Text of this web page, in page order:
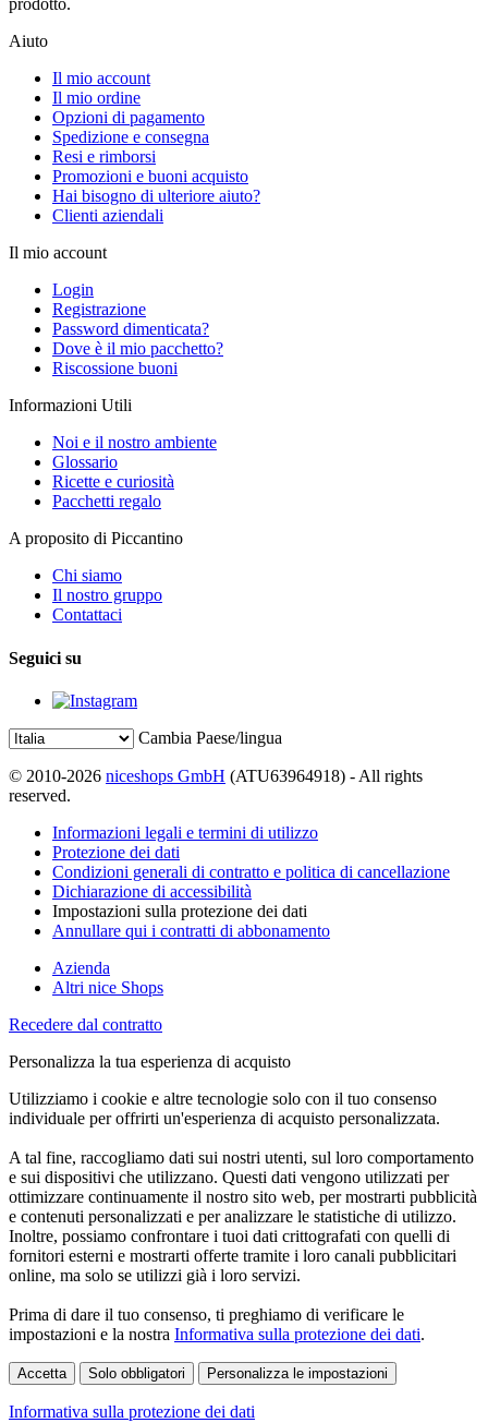
prodotto.
Aiuto
Il mio account
Il mio ordine
Opzioni di pagamento
Spedizione e consegna
Resi e rimborsi
Promozioni e buoni acquisto
Hai bisogno di ulteriore aiuto?
Clienti aziendali
Il mio account
Login
Registrazione
Password dimenticata?
Dove è il mio pacchetto?
Riscossione buoni
Informazioni Utili
Noi e il nostro ambiente
Glossario
Ricette e curiosità
Pacchetti regalo
A proposito di Piccantino
Chi siamo
Il nostro gruppo
Contattaci
Seguici su
Cambia Paese/lingua
© 2010-2026 niceshops GmbH (ATU63964918) - All rights
reserved.
Informazioni legali e termini di utilizzo
Protezione dei dati
Condizioni generali di contratto e politica di cancellazione
Dichiarazione di accessibilità
Impostazioni sulla protezione dei dati
Annullare qui i contratti di abbonamento
Azienda
Altri nice Shops
Recedere dal contratto
Personalizza la tua esperienza di acquisto
Utilizziamo i cookie e altre tecnologie solo con il tuo consenso
individuale per offrirti un'esperienza di acquisto personalizzata.
A tal fine, raccogliamo dati sui nostri utenti, sul loro comportamento
e sui dispositivi che utilizzano. Questi dati vengono utilizzati per
ottimizzare continuamente il nostro sito web, per mostrarti pubblicità
e contenuti personalizzati e per analizzare le statistiche di utilizzo.
Inoltre, possiamo confrontare i tuoi dati crittografati con quelli di
fornitori esterni e mostrarti offerte tramite i loro canali pubblicitari
online, ma solo se utilizzi già i loro servizi.
Prima di dare il tuo consenso, ti preghiamo di verificare le
impostazioni e la nostra Informativa sulla protezione dei dati.
Accetta Solo obbligatori Personalizza le impostazioni
Informativa sulla protezione dei dati